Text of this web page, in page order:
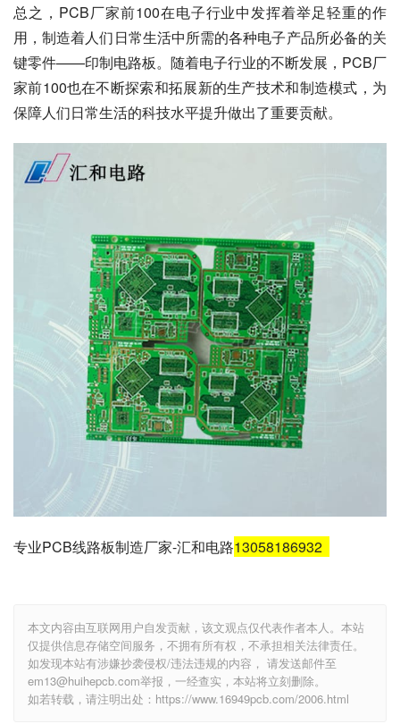
总之，PCB厂家前100在电子行业中发挥着举足轻重的作
用，制造着人们日常生活中所需的各种电子产品所必备的关
键零件——印制电路板。随着电子行业的不断发展，PCB厂
家前100也在不断探索和拓展新的生产技术和制造模式，为
保障人们日常生活的科技水平提升做出了重要贡献。
专业PCB线路板制造厂家-汇和电路13058186932
本文内容由互联网用户自发贡献，该文观点仅代表作者本人。本站
仅提供信息存储空间服务，不拥有所有权，不承担相关法律责任。
如发现本站有涉嫌抄袭侵权/违法违规的内容， 请发送邮件至
em13@huihepcb.com举报，一经查实，本站将立刻删除。
如若转载，请注明出处：https://www.16949pcb.com/2006.html